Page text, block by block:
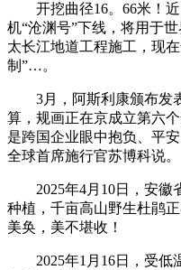
开挖曲径16。66米！近
机“沧渊号”下线，将用于
太长江地道工程施工，现
制”…。
3月，阿斯利康颁布发
算，规画正在京成立第六
是跨国企业眼中抱负、平
全球首席施行官苏博科说。
2025年4月10日，安徽
种植，千亩高山野生杜鹃
美奂，美不堪收！
2025年1月16日，受低